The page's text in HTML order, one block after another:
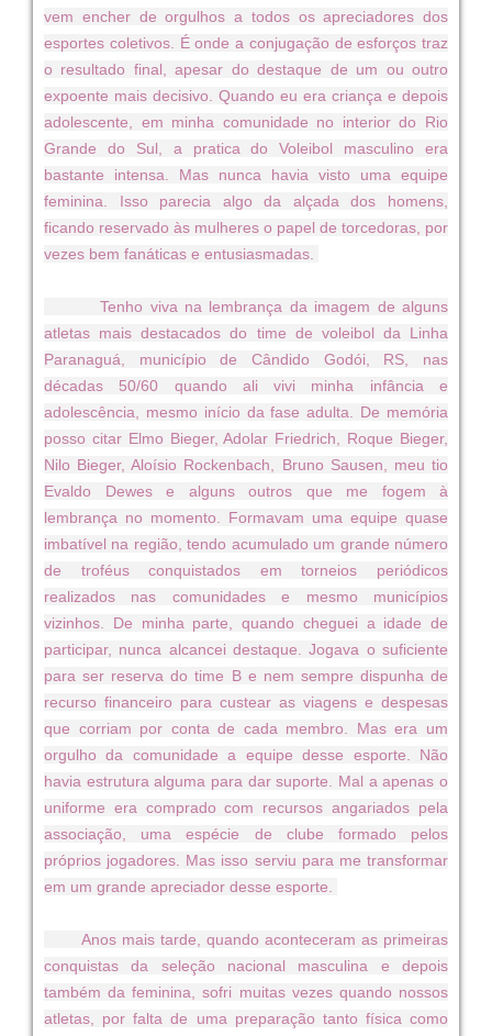
vem encher de orgulhos a todos os apreciadores dos
esportes coletivos. É onde a conjugação de esforços traz
o resultado final, apesar do destaque de um ou outro
expoente mais decisivo. Quando eu era criança e depois
adolescente, em minha comunidade no interior do Rio
Grande do Sul, a pratica do Voleibol masculino era
bastante intensa. Mas nunca havia visto uma equipe
feminina. Isso parecia algo da alçada dos homens,
ficando reservado às mulheres o papel de torcedoras, por
vezes bem fanáticas e entusiasmadas.
Tenho viva na lembrança da imagem de alguns
atletas mais destacados do time de voleibol da Linha
Paranaguá, município de Cândido Godói, RS, nas
décadas 50/60 quando ali vivi minha infância e
adolescência, mesmo início da fase adulta. De memória
posso citar Elmo Bieger, Adolar Friedrich, Roque Bieger,
Nilo Bieger, Aloísio Rockenbach, Bruno Sausen, meu tio
Evaldo Dewes e alguns outros que me fogem à
lembrança no momento. Formavam uma equipe quase
imbatível na região, tendo acumulado um grande número
de troféus conquistados em torneios periódicos
realizados nas comunidades e mesmo municípios
vizinhos. De minha parte, quando cheguei a idade de
participar, nunca alcancei destaque. Jogava o suficiente
para ser reserva do time B e nem sempre dispunha de
recurso financeiro para custear as viagens e despesas
que corriam por conta de cada membro. Mas era um
orgulho da comunidade a equipe desse esporte. Não
havia estrutura alguma para dar suporte. Mal a apenas o
uniforme era comprado com recursos angariados pela
associação, uma espécie de clube formado pelos
próprios jogadores. Mas isso serviu para me transformar
em um grande apreciador desse esporte.
Anos mais tarde, quando aconteceram as primeiras
conquistas da seleção nacional masculina e depois
também da feminina, sofri muitas vezes quando nossos
atletas, por falta de uma preparação tanto física como